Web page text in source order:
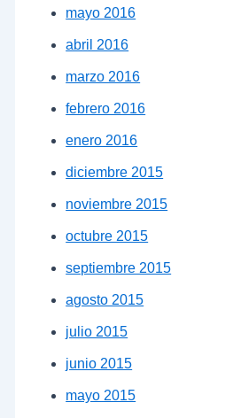
mayo 2016
abril 2016
marzo 2016
febrero 2016
enero 2016
diciembre 2015
noviembre 2015
octubre 2015
septiembre 2015
agosto 2015
julio 2015
junio 2015
mayo 2015